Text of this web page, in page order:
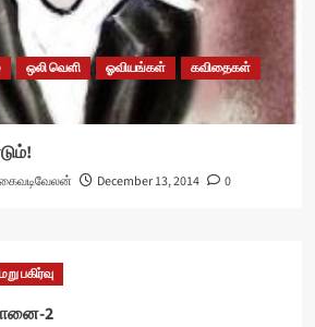
ஒலி வெளி ஓவியங்கள்
கவிதைகள்
December 13, 2014 0
மறு பகிர்வு
2